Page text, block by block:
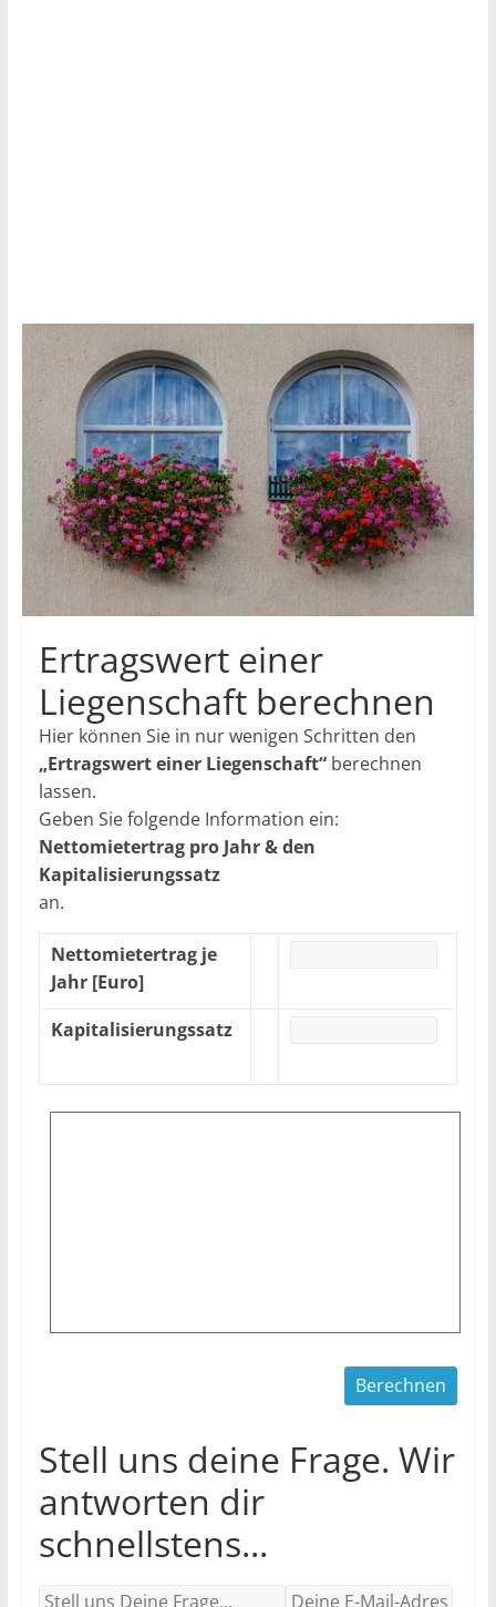
Ertragswert einer
Liegenschaft berechnen
Hier können Sie in nur wenigen Schritten den
„Ertragswert einer Liegenschaft“ berechnen
lassen.
Geben Sie folgende Information ein:
Nettomietertrag pro Jahr & den
Kapitalisierungssatz
an.
Nettomietertrag je
Jahr [Euro]
Kapitalisierungssatz
Stell uns deine Frage. Wir
antworten dir
schnellstens...